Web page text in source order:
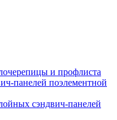
и профлиста
панелей поэлементной
сэндвич-панелей